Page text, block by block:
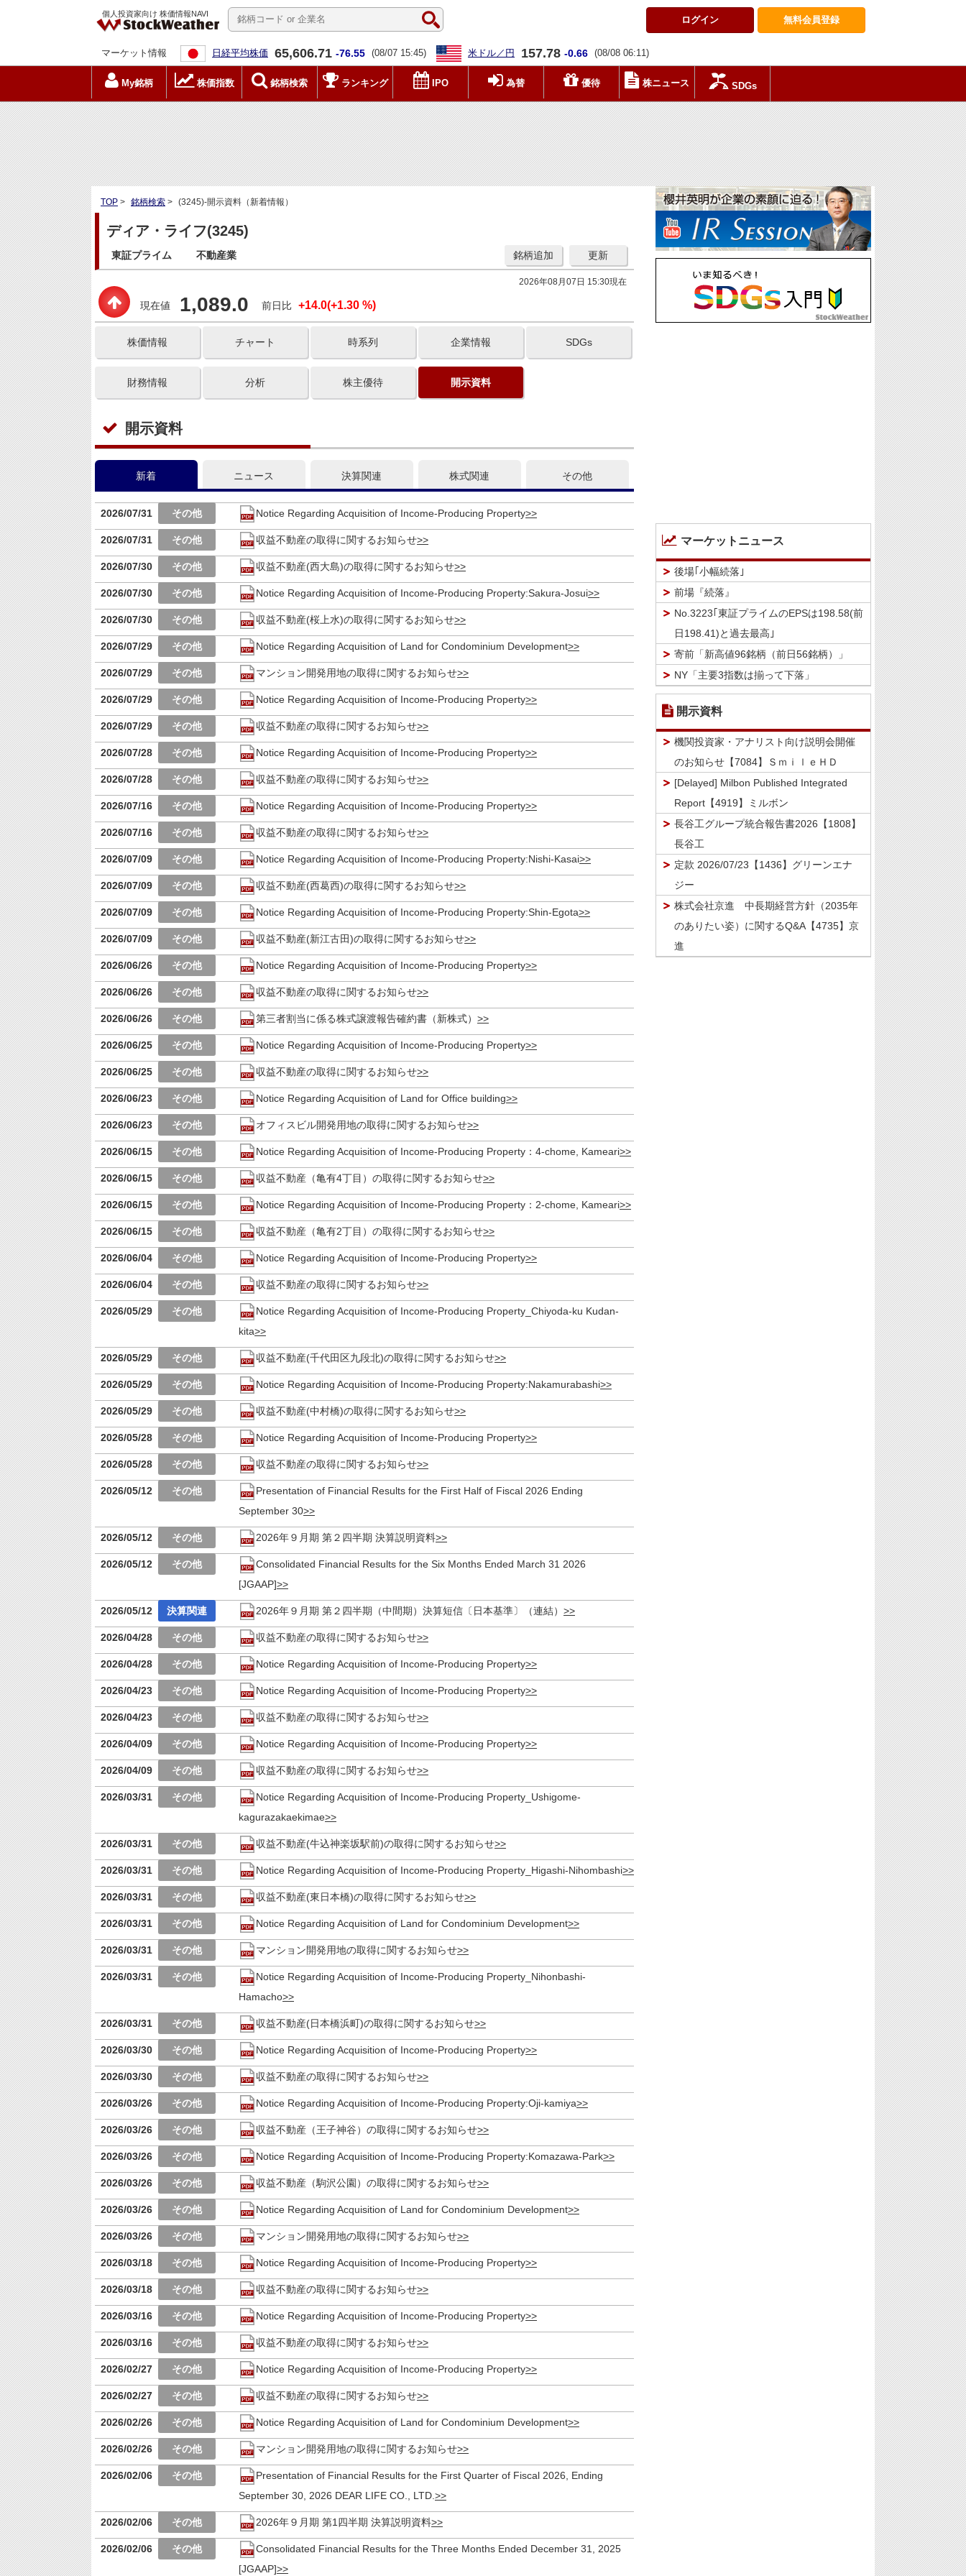
個人投資家向け 株価情報NAVI
無料会員登録
ログイン
マーケット情報 日経平均株価 65,606.71 -76.55 (08/07 15:45) 米ドル／円 157.78 -0.66 (08/08 06:11)
My銘柄 株価指数 銘柄検索 ランキング IPO 為替 優待 株ニュース SDGs
TOP > 銘柄検索 > (3245)-開示資料（新着情報）
ディア・ライフ(3245)
東証プライム 不動産業 更新
銘柄追加
2026年08月07日 15:30現在
現在値 1,089.0 前日比 +14.0(+1.30 %)
株価情報 チャート 時系列 企業情報 SDGs
財務情報 分析 株主優待 開示資料
開示資料
新着 ニュース 決算関連 株式関連 その他
2026/07/31 Notice Regarding Acquisition of Income-Producing Property
2026/07/31 収益不動産の取得に関するお知らせ
2026/07/30 収益不動産(西大島)の取得に関するお知らせ
2026/07/30 Notice Regarding Acquisition of Income-Producing Property:Sakura-Josui
2026/07/30 収益不動産(桜上水)の取得に関するお知らせ
2026/07/29 Notice Regarding Acquisition of Land for Condominium Development
2026/07/29 マンション開発用地の取得に関するお知らせ
2026/07/29 Notice Regarding Acquisition of Income-Producing Property
2026/07/29 収益不動産の取得に関するお知らせ
2026/07/28 Notice Regarding Acquisition of Income-Producing Property
2026/07/28 収益不動産の取得に関するお知らせ
2026/07/16 Notice Regarding Acquisition of Income-Producing Property
2026/07/16 収益不動産の取得に関するお知らせ
2026/07/09 Notice Regarding Acquisition of Income-Producing Property:Nishi-Kasai
2026/07/09 収益不動産(西葛西)の取得に関するお知らせ
2026/07/09 Notice Regarding Acquisition of Income-Producing Property:Shin-Egota
2026/07/09 収益不動産(新江古田)の取得に関するお知らせ
2026/06/26 Notice Regarding Acquisition of Income-Producing Property
2026/06/26 収益不動産の取得に関するお知らせ
2026/06/26 第三者割当に係る株式譲渡報告確約書（新株式）
2026/06/25 Notice Regarding Acquisition of Income-Producing Property
2026/06/25 収益不動産の取得に関するお知らせ
2026/06/23 Notice Regarding Acquisition of Land for Office building
2026/06/23 オフィスビル開発用地の取得に関するお知らせ
2026/06/15 Notice Regarding Acquisition of Income-Producing Property：4-chome, Kameari
2026/06/15 収益不動産（亀有4丁目）の取得に関するお知らせ
2026/06/15 Notice Regarding Acquisition of Income-Producing Property：2-chome, Kameari
2026/06/15 収益不動産（亀有2丁目）の取得に関するお知らせ
2026/06/04 Notice Regarding Acquisition of Income-Producing Property
2026/06/04 収益不動産の取得に関するお知らせ
2026/05/29
Notice Regarding Acquisition of Income-Producing Property_Chiyoda-ku Kudan-
kita
2026/05/29 収益不動産(千代田区九段北)の取得に関するお知らせ
2026/05/29 Notice Regarding Acquisition of Income-Producing Property:Nakamurabashi
2026/05/29 収益不動産(中村橋)の取得に関するお知らせ
2026/05/28 Notice Regarding Acquisition of Income-Producing Property
2026/05/28 収益不動産の取得に関するお知らせ
2026/05/12
Presentation of Financial Results for the First Half of Fiscal 2026 Ending
September 30
2026/05/12 2026年９月期 第２四半期 決算説明資料
2026/05/12
Consolidated Financial Results for the Six Months Ended March 31 2026
[JGAAP]
2026/05/12 2026年９月期 第２四半期（中間期）決算短信〔日本基準〕（連結）
2026/04/28 収益不動産の取得に関するお知らせ
2026/04/28 Notice Regarding Acquisition of Income-Producing Property
2026/04/23 Notice Regarding Acquisition of Income-Producing Property
2026/04/23 収益不動産の取得に関するお知らせ
2026/04/09 Notice Regarding Acquisition of Income-Producing Property
2026/04/09 収益不動産の取得に関するお知らせ
2026/03/31
Notice Regarding Acquisition of Income-Producing Property_Ushigome-
kagurazakaekimae
2026/03/31 収益不動産(牛込神楽坂駅前)の取得に関するお知らせ
2026/03/31 Notice Regarding Acquisition of Income-Producing Property_Higashi-Nihombashi
2026/03/31 収益不動産(東日本橋)の取得に関するお知らせ
2026/03/31 Notice Regarding Acquisition of Land for Condominium Development
2026/03/31 マンション開発用地の取得に関するお知らせ
2026/03/31
Notice Regarding Acquisition of Income-Producing Property_Nihonbashi-
Hamacho
2026/03/31 収益不動産(日本橋浜町)の取得に関するお知らせ
2026/03/30 Notice Regarding Acquisition of Income-Producing Property
2026/03/30 収益不動産の取得に関するお知らせ
2026/03/26 Notice Regarding Acquisition of Income-Producing Property:Oji-kamiya
2026/03/26 収益不動産（王子神谷）の取得に関するお知らせ
2026/03/26 Notice Regarding Acquisition of Income-Producing Property:Komazawa-Park
2026/03/26 収益不動産（駒沢公園）の取得に関するお知らせ
2026/03/26 Notice Regarding Acquisition of Land for Condominium Development
2026/03/26 マンション開発用地の取得に関するお知らせ
2026/03/18 Notice Regarding Acquisition of Income-Producing Property
2026/03/18 収益不動産の取得に関するお知らせ
2026/03/16 Notice Regarding Acquisition of Income-Producing Property
2026/03/16 収益不動産の取得に関するお知らせ
2026/02/27 Notice Regarding Acquisition of Income-Producing Property
2026/02/27 収益不動産の取得に関するお知らせ
2026/02/26 Notice Regarding Acquisition of Land for Condominium Development
2026/02/26 マンション開発用地の取得に関するお知らせ
2026/02/06
Presentation of Financial Results for the First Quarter of Fiscal 2026, Ending
September 30, 2026 DEAR LIFE CO., LTD.
2026/02/06 2026年９月期 第1四半期 決算説明資料
2026/02/06
Consolidated Financial Results for the Three Months Ended December 31, 2025
[JGAAP]
マーケットニュース
後場｢小幅続落｣
前場『続落』
No.3223｢東証プライムのEPSは198.58(前
日198.41)と過去最高｣
寄前「新高値96銘柄（前日56銘柄）」
NY「主要3指数は揃って下落」
開示資料
機関投資家・アナリスト向け説明会開催
のお知らせ【7084】ＳｍｉｌｅＨＤ
[Delayed] Milbon Published Integrated
Report【4919】ミルボン
長谷工グループ統合報告書2026【1808】
長谷工
定款 2026/07/23【1436】グリーンエナ
ジー
株式会社京進 中長期経営方針（2035年
のありたい姿）に関するQ&A【4735】京
進